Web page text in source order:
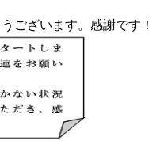
ございます。感謝です！